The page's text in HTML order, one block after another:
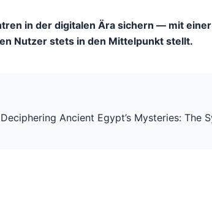
in der digitalen Ära sichern — mit einer
Nutzer stets in den Mittelpunkt stellt.